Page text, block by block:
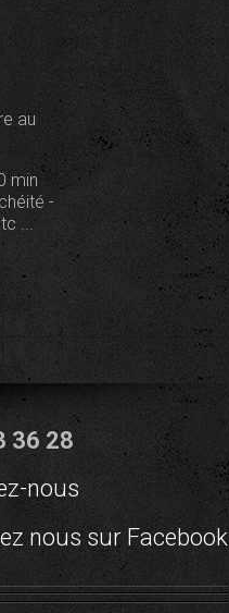
au
min
-
...
36 28
nous
nous sur Facebook